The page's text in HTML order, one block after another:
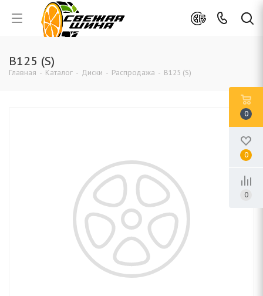
B125 (S)
Главная - Каталог - Диски - Распродажа - B125 (S)
0
0
0